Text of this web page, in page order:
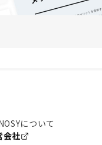
について
会社